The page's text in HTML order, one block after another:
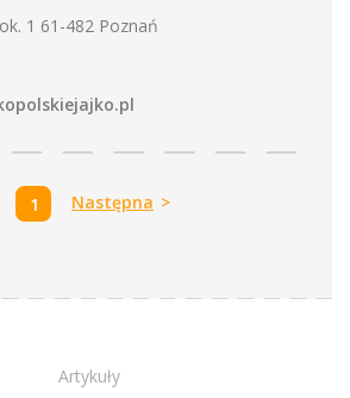
1 61-482 Poznań
1 Następna >
Artykuły